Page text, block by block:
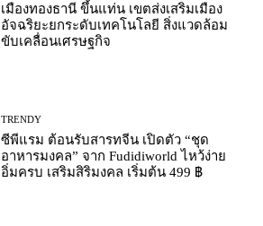
เมืองทองธานี ขึ้นแท่น เขตส่งเสริมเมือง
อัจฉริยะยกระดับเทคโนโลยี สิ่งแวดล้อม
ขับเคลื่อนเศรษฐกิจ
TRENDY
ซีพีแรม ต้อนรับสารทจีน เปิดตัว “ชุด
อาหารมงคล” จาก Fudidiworld ไหว้ง่าย
อิ่มครบ เสริมสิริมงคล เริ่มต้น 499 ฿